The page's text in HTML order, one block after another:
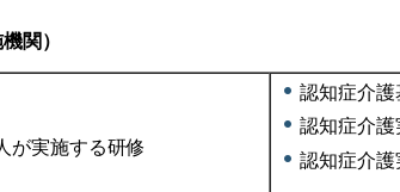
関）
が実施する研修
認知症介護
認知症介護
認知症介護